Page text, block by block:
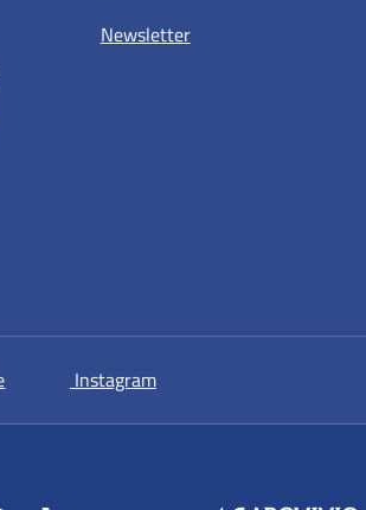
Newsletter
scheda
si apre in una nuova scheda
Instagramsi apre in una nuova scheda